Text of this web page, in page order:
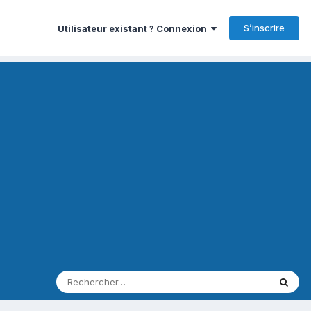
Utilisateur existant ? Connexion S’inscrire